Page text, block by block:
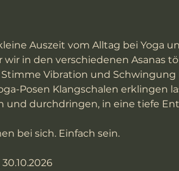
Auszeit vom Alltag bei Yoga
wir in den verschiedenen
Vibration und
Posen Klangschalen erklingen
und durchdringen, in eine tiefe
bei sich. Einfach sein.